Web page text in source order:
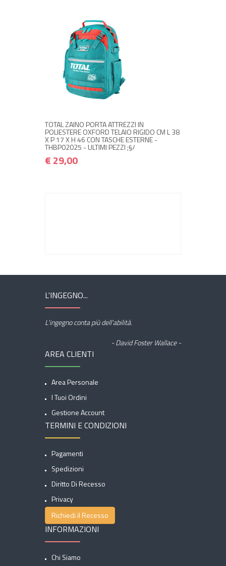
TOTAL ZAINO PORTA ATTREZZI IN
POLIESTERE OXFORD TELAIO RIGIDO CM L 38
X P 17 X H 46 CON TASCHE ESTERNE -
THBP02025 - ULTIMI PEZZI ;§/
€ 29,00
+ ACQUISTA
L'INGEGNO...
L'ingegno conta più dell'abilità.
- David Foster Wallace -
AREA CLIENTI
Area Personale
I Tuoi Ordini
Gestione Account
TERMINI E CONDIZIONI
Pagamenti
Spedizioni
Diritto Di Recesso
Privacy
Richiedi il Recesso
INFORMAZIONI
Chi Siamo